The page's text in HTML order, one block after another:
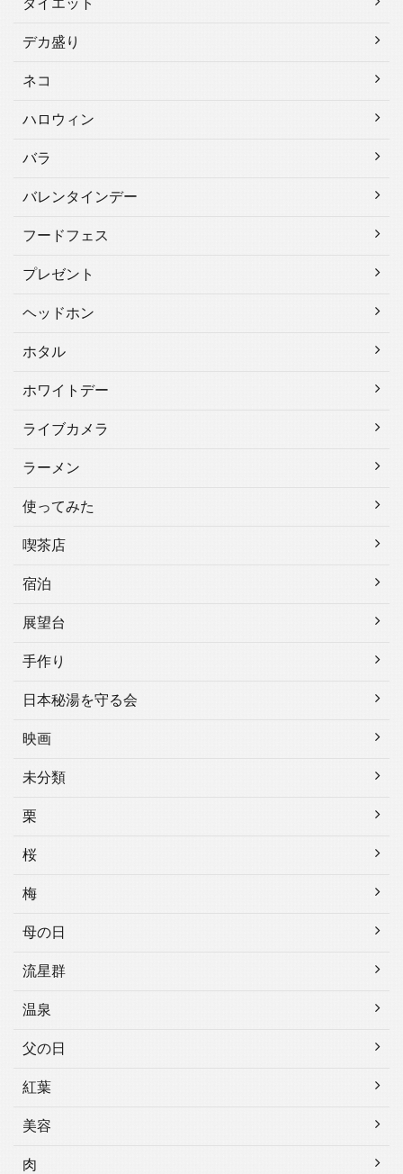
デカ盛り
ネコ
ハロウィン
バラ
バレンタインデー
フードフェス
プレゼント
ヘッドホン
ホタル
ホワイトデー
ライブカメラ
ラーメン
使ってみた
喫茶店
宿泊
展望台
手作り
日本秘湯を守る会
映画
未分類
栗
桜
梅
母の日
流星群
温泉
父の日
紅葉
美容
肉